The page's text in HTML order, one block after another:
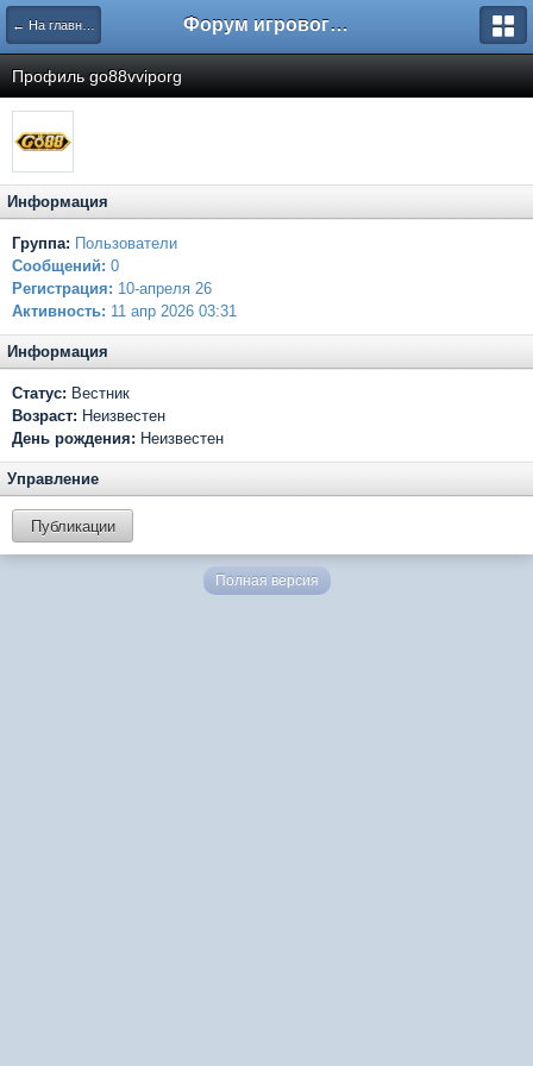
← На главную Форум игрового проекта Riverrise
Профиль go88vviporg
Информация
Группа: Пользователи
Сообщений: 0
Регистрация: 10-апреля 26
Активность: 11 апр 2026 03:31
Информация
Статус: Вестник
Возраст: Неизвестен
День рождения: Неизвестен
Управление
Публикации
Полная версия